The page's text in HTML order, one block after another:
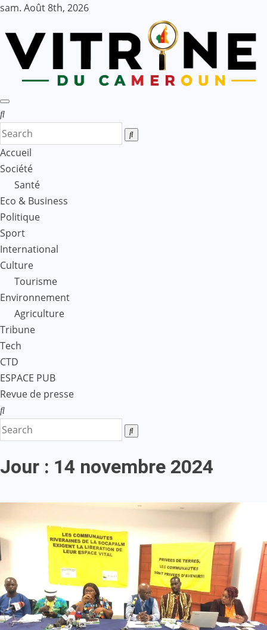
Skip
content
sam. Août 8th, 2026
Accueil
Société
Santé
Eco & Business
Politique
Sport
International
Culture
Tourisme
Environnement
Agriculture
Tribune
Tech
CTD
ESPACE PUB
Revue de presse
Jour : 14 novembre 2024